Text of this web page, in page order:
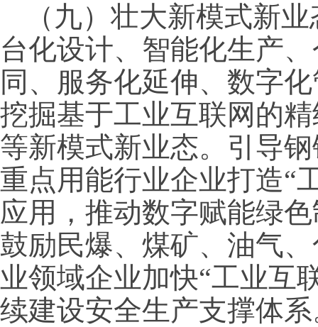
（九）壮大新模式新
台化设计、智能化生产
同、服务化延伸、数字
挖掘基于工业互联网的
等新模式新业态。引导
重点用能行业企业打造“
应用，推动数字赋能绿
鼓励民爆、煤矿、油气
业领域企业加快“工业互
续建设安全生产支撑体